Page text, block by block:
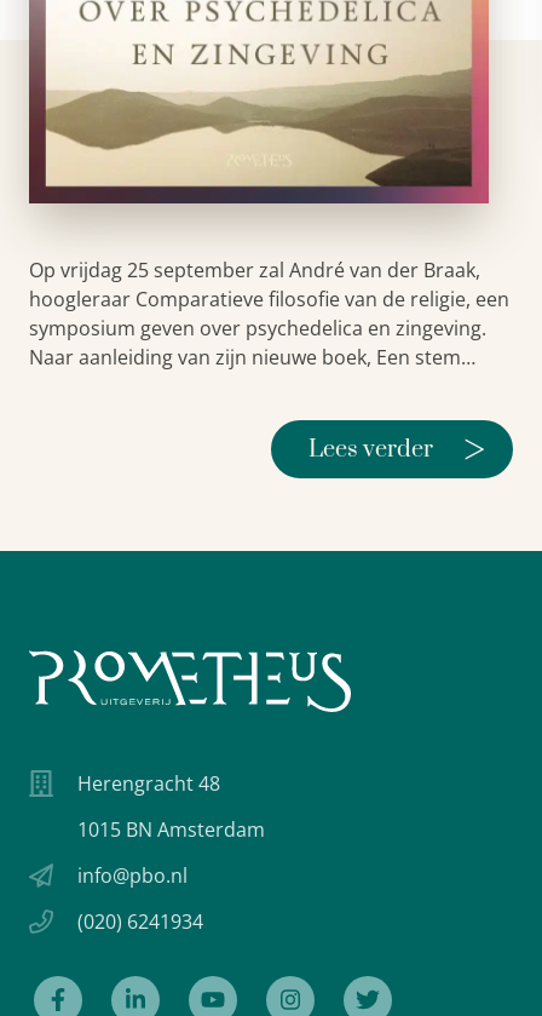
Op vrijdag 25 september zal André van der Braak,
hoogleraar Comparatieve filosofie van de religie, een
symposium geven over psychedelica en zingeving.
Naar aanleiding van zijn nieuwe boek, Een stem…
Lees verder >
Herengracht 48
1015 BN Amsterdam
info@pbo.nl
(020) 6241934